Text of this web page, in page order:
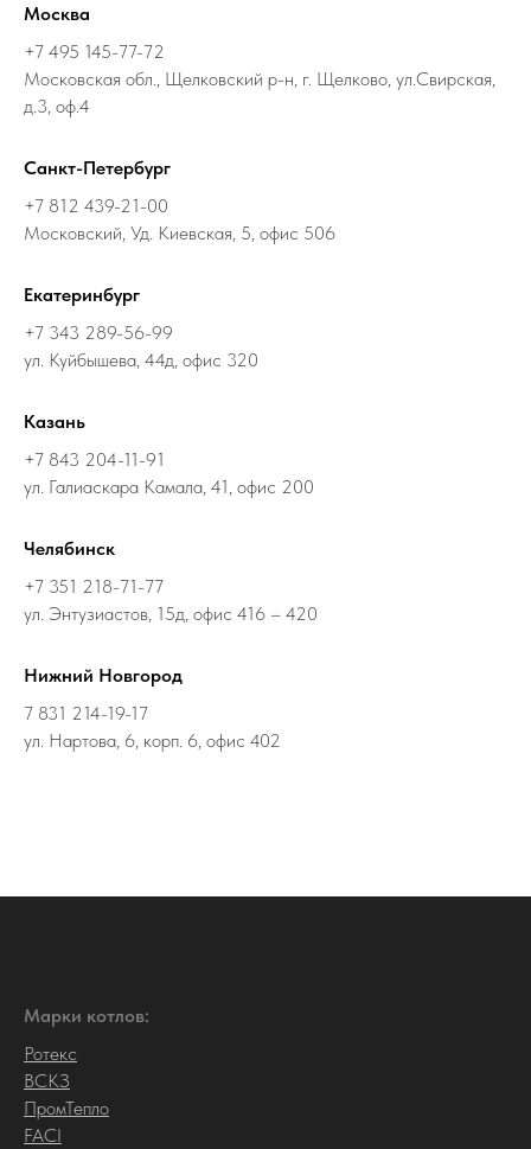
Москва
+7 495 145-77-72
Московская обл., Щелковский р-н, г. Щелково, ул.Свирская,
д.3, оф.4
Санкт-Петербург
+7 812 439-21-00
Московский, Уд. Киевская, 5, офис 506
Екатеринбург
+7 343 289-56-99
ул. Куйбышева, 44д, офис 320
Казань
+7 843 204-11-91
ул. Галиаскара Камала, 41, офис 200
Челябинск
+7 351 218-71-77
ул. Энтузиастов, 15д, офис 416 – 420
Нижний Новгород
7 831 214-19-17
ул. Нартова, 6, корп. 6, офис 402
Марки котлов:
Ротекс
ВСКЗ
ПромТепло
FACI